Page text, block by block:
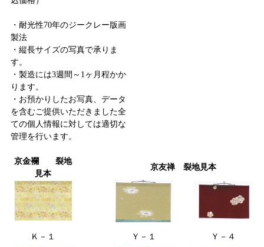
・耐光性70年のジークレー版画
製法
・縦長サイズの写真で承りま
す。
・製造には3週間～1ヶ月程かか
ります。
・お預かりしたお写真、データ
を含むご提供いただきました全
ての個人情報に対しては適切な
管理を行います。
京金襴 裂地
見本
京友禅 裂地見本
Ｋ－１ Ｙ－１ Ｙ－４